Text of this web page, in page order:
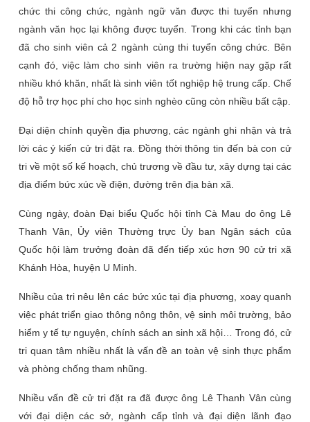
chức thi công chức, ngành ngữ văn được thi tuyển nhưng
ngành văn học lại không được tuyển. Trong khi các tỉnh bạn
đã cho sinh viên cả 2 ngành cùng thi tuyển công chức. Bên
cạnh đó, việc làm cho sinh viên ra trường hiện nay gặp rất
nhiều khó khăn, nhất là sinh viên tốt nghiệp hệ trung cấp. Chế
độ hỗ trợ học phí cho học sinh nghèo cũng còn nhiều bất cập.
Đại diện chính quyền địa phương, các ngành ghi nhận và trả
lời các ý kiến cử tri đặt ra. Đồng thời thông tin đến bà con cử
tri về một số kế hoạch, chủ trương về đầu tư, xây dựng tại các
địa điểm bức xúc về điện, đường trên địa bàn xã.
Cùng ngày, đoàn Đại biểu Quốc hội tỉnh Cà Mau do ông Lê
Thanh Vân, Ủy viên Thường trực Ủy ban Ngân sách của
Quốc hội làm trưởng đoàn đã đến tiếp xúc hơn 90 cử tri xã
Khánh Hòa, huyện U Minh.
Nhiều của tri nêu lên các bức xúc tại địa phương, xoay quanh
việc phát triển giao thông nông thôn, vệ sinh môi trường, bảo
hiểm y tế tự nguyện, chính sách an sinh xã hội… Trong đó, cử
tri quan tâm nhiều nhất là vấn đề an toàn vệ sinh thực phẩm
và phòng chống tham nhũng.
Nhiều vấn đề cử tri đặt ra đã được ông Lê Thanh Vân cùng
với đại diện các sở, ngành cấp tỉnh và đại diện lãnh đạo